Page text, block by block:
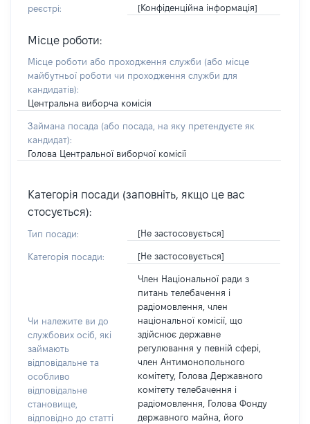
реєстрі:
[Конфіденційна інформація]
Місце роботи:
Місце роботи або проходження служби (або місце
майбутньої роботи чи проходження служби для
кандидатів):
Центральна виборча комісія
Займана посада (або посада, на яку претендуєте як
кандидат):
Голова Центральної виборчої комісії
Категорія посади (заповніть, якщо це вас
стосується):
Тип посади: [Не застосовується]
Категорія посади: [Не застосовується]
Чи належите ви до
службових осіб, які
займають
відповідальне та
особливо
відповідальне
становище,
відповідно до статті
Член Національної ради з
питань телебачення і
радіомовлення, член
національної комісії, що
здійснює державне
регулювання у певній сфері,
член Антимонопольного
комітету, Голова Державного
комітету телебачення і
радіомовлення, Голова Фонду
державного майна, його